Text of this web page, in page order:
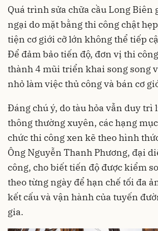
Quá trình sửa chữa cầu Long Biên
ngại do mặt bằng thi công chật
tiện cơ giới cỡ lớn không thể tiếp
Để đảm bảo tiến độ, đơn vị thi
thành 4 mũi triển khai song song
nhỏ làm việc thủ công và bán cơ
Đáng chú ý, do tàu hỏa vẫn duy
thông thường xuyên, các hạng
chức thi công xen kẽ theo hình
Ông Nguyễn Thanh Phương, đại
công, cho biết tiến độ được kiểm
theo từng ngày để hạn chế tối đa
kết cấu và vận hành của tuyến
gia.